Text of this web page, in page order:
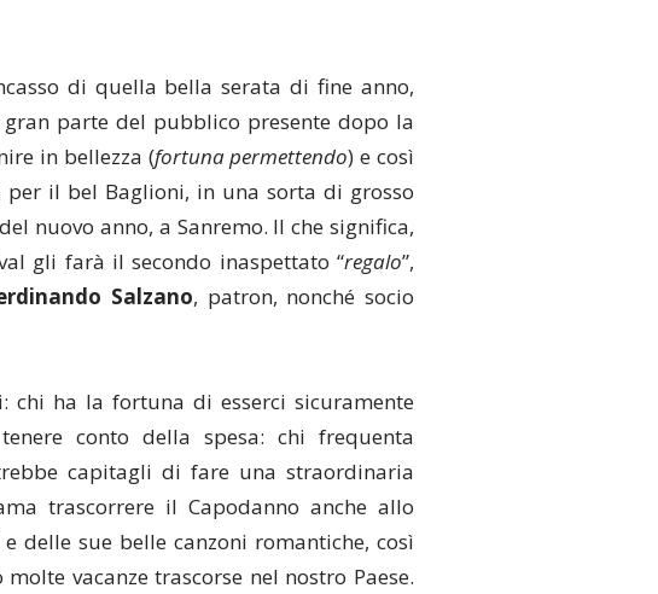
di quella bella serata di fine anno,
parte del pubblico presente dopo la
in bellezza (fortuna permettendo) e così
il bel Baglioni, in una sorta di grosso
nuovo anno, a Sanremo. Il che significa,
gli farà il secondo inaspettato “regalo”,
Salzano, patron, nonché socio
chi ha la fortuna di esserci sicuramente
conto della spesa: chi frequenta
capitagli di fare una straordinaria
trascorrere il Capodanno anche allo
e delle sue belle canzoni romantiche, così
vacanze trascorse nel nostro Paese.